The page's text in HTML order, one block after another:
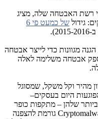
רשת האבטחה שלה, מציג
גידול של כמעט פי 6
2015-2016
).
מגוונות כדי לייצר אבטחה
אבטחה משלימה לאלה
מהיר וקל משקל, שמסוגל
היום בעסקים–
שלהן – מתקפות כופר
גורמת להצפנה